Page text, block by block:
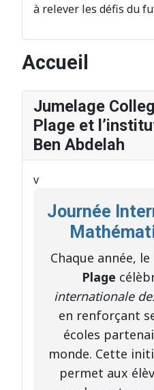
à relever les défis du
Accueil
Jumelage
Plage et
Ben Abdelah
v
Journée
Chaque année, le
Plage
internationale
en renforçant
écoles
monde. Cette
permet aux